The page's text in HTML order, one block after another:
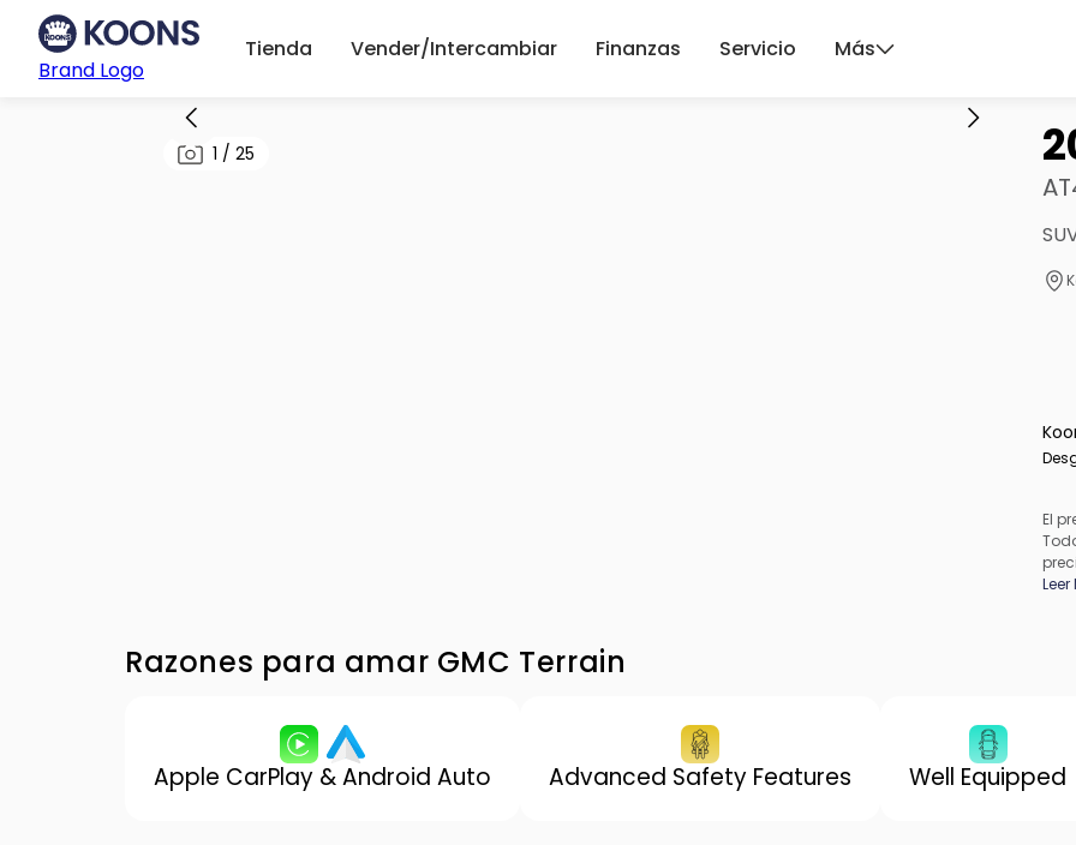
Brand Logo
Tienda Vender/Intercambiar Finanzas Servicio Más
1 / 25
El
Leer
Razones para amar GMC Terrain
Apple CarPlay & Android Auto Advanced Safety Features Well Equipped